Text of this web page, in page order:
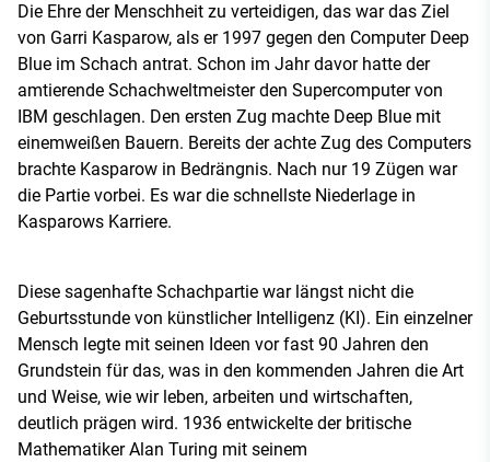
Die Ehre der Menschheit zu verteidigen, das war das Ziel
von Garri Kasparow, als er 1997 gegen den Computer Deep
Blue im Schach antrat. Schon im Jahr davor hatte der
amtierende Schachweltmeister den Supercomputer von
IBM geschlagen. Den ersten Zug machte Deep Blue mit
einemweißen Bauern. Bereits der achte Zug des Computers
brachte Kasparow in Bedrängnis. Nach nur 19 Zügen war
die Partie vorbei. Es war die schnellste Niederlage in
Kasparows Karriere.
Diese sagenhafte Schachpartie war längst nicht die
Geburtsstunde von künstlicher Intelligenz (KI). Ein einzelner
Mensch legte mit seinen Ideen vor fast 90 Jahren den
Grundstein für das, was in den kommenden Jahren die Art
und Weise, wie wir leben, arbeiten und wirtschaften,
deutlich prägen wird. 1936 entwickelte der britische
Mathematiker Alan Turing mit seinem